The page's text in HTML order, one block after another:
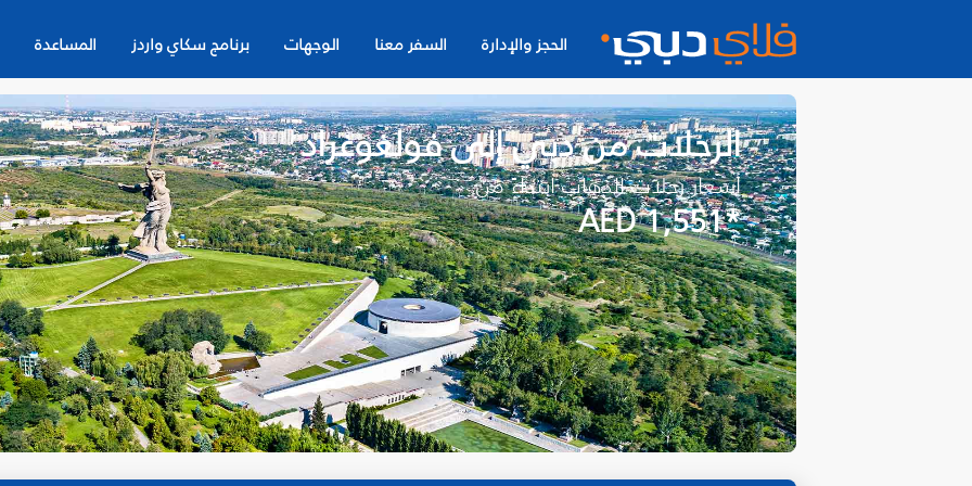
الحجز والإدارة السفر معنا الوجهات برنامج سكاي واردز المساعدة
الرحلات من دبي إلى فولغوغراد
أسعار رحلات الذهاب ابتداءً من
*AED 1,551